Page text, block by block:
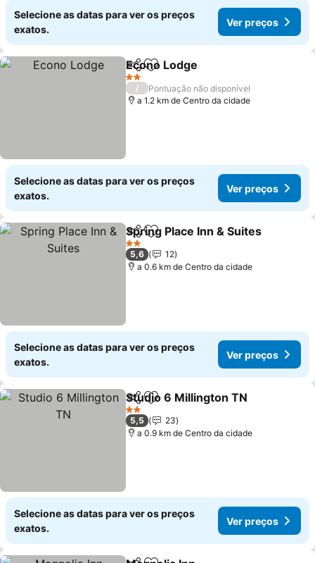
Selecione as datas para ver os preços
exatos.
Ver preços
PartilharAdicionar aos favoritos
Econo Lodge
2 Estrelas
/
Pontuação não disponível
a 1.2 km de Centro da cidade
Selecione as datas para ver os preços
exatos.
Ver preços
PartilharAdicionar aos favoritos
Spring Place Inn & Suites
2 Estrelas
5,6
12
a 0.6 km de Centro da cidade
Selecione as datas para ver os preços
exatos.
Ver preços
PartilharAdicionar aos favoritos
Studio 6 Millington TN
2 Estrelas
5,5
23
a 0.9 km de Centro da cidade
Selecione as datas para ver os preços
exatos.
Ver preços